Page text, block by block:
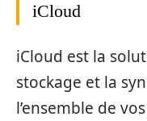
iCloud
iCloud est la
stockage et la
l’ensemble de